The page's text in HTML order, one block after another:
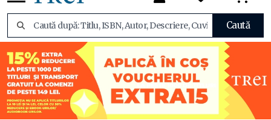
Caută